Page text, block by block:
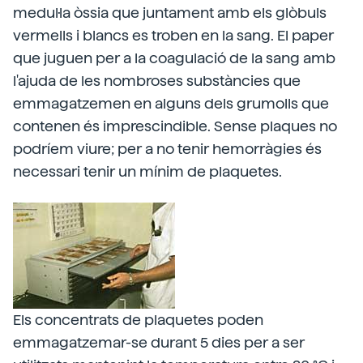
medul·la òssia que juntament amb els glòbuls
vermells i blancs es troben en la sang. El paper
que juguen per a la coagulació de la sang amb
l'ajuda de les nombroses substàncies que
emmagatzemen en alguns dels grumolls que
contenen és imprescindible. Sense plaques no
podríem viure; per a no tenir hemorràgies és
necessari tenir un mínim de plaquetes.
Els concentrats de plaquetes poden
emmagatzemar-se durant 5 dies per a ser